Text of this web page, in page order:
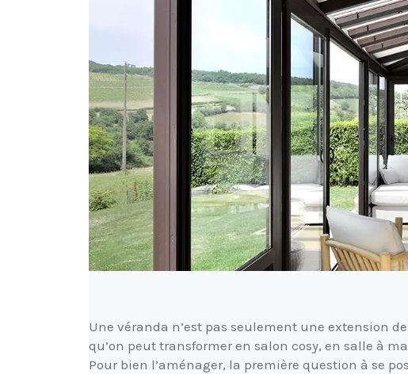
Une véranda n’est pas seulement une extension
qu’on peut transformer en salon cosy, en salle à
Pour bien l’aménager, la première question à se